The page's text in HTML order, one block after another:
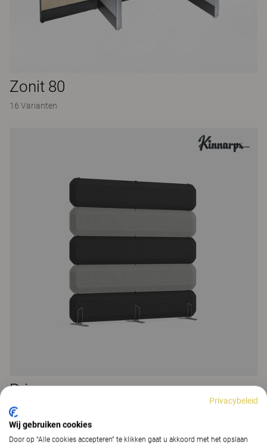
Zonit 80
16 Varianten
Prim
Prim scheidingswanden
19 Kleuren & Materialen
Privacybeleid
Wij gebruiken cookies
Door op “Alle cookies accepteren” te klikken gaat u akkoord met het opslaan